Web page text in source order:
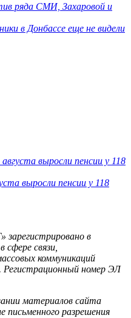
ряда СМИ, Захаровой и
в Донбассе еще не видели
выросли пенсии у 118
зарегистрировано в
сфере связи,
коммуникаций
Регистрационный номер ЭЛ
материалов сайта
письменного разрешения